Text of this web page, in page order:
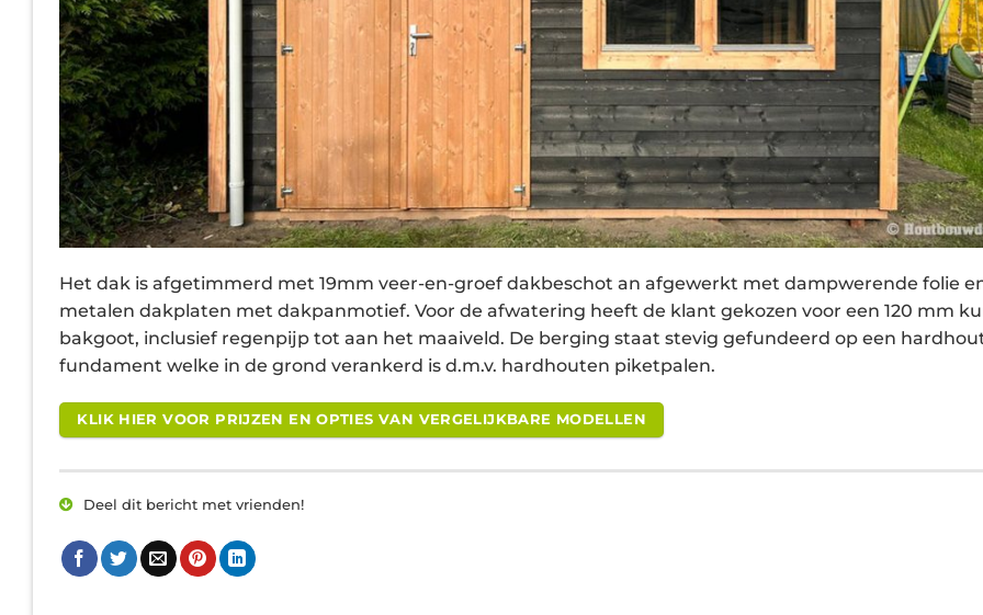
Het dak is afgetimmerd met 19mm veer-en-groef dakbeschot an afgewerkt met dampwerende folie
metalen dakplaten met dakpanmotief. Voor de afwatering heeft de klant gekozen voor een 120 mm
bakgoot, inclusief regenpijp tot aan het maaiveld. De berging staat stevig gefundeerd op een
fundament welke in de grond verankerd is d.m.v. hardhouten piketpalen.
KLIK HIER VOOR PRIJZEN EN OPTIES VAN VERGELIJKBARE MODELLEN
Deel dit bericht met vrienden!